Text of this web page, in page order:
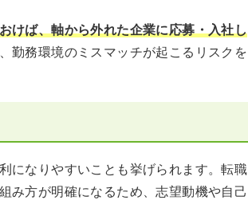
けば、軸から外れた企業に応募・入社し
勤務環境のミスマッチが起こるリスクを
になりやすいことも挙げられます。転職
み方が明確になるため、志望動機や自己